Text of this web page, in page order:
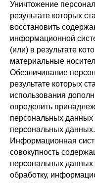
Уничтожение
результате которых
восстановить
информационной
(или) в результате
материальные
Обезличивание
результате которых
использования
определить
персональных данных
персональных данных.
Информационная
совокупность
персональных
обработку,